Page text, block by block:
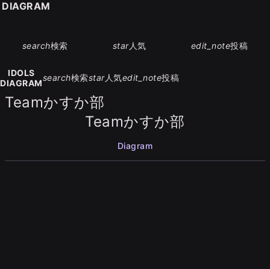
search検索 star人気 edit_note投稿
IDOLS
DIAGRAM
search検索star人気edit_note投稿
Teamかすか部
Teamかすか部
Diagram